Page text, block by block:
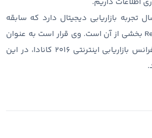
تجربه بازاریابی دیجیتال دارد که سابقه
کار با Nike و Red Bull بخشی از آن است. وی قرار است به عنوان
یکی از مدعوین کنفرانس بازاریابی اینترنتی ۲۰۱۶ کانادا، در این